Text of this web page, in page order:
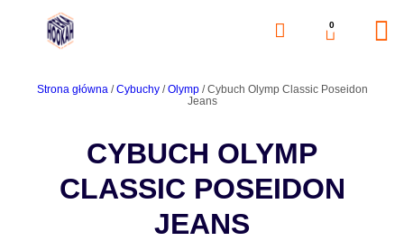
0
Strona główna/Cybuchy/Olymp/ Cybuch Olymp Classic Poseidon
Jeans
CYBUCH OLYMP
CLASSIC POSEIDON
JEANS